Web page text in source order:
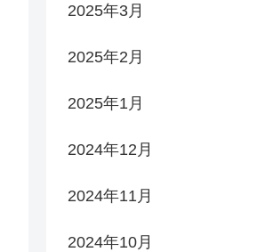
2025年3月
2025年2月
2025年1月
2024年12月
2024年11月
2024年10月